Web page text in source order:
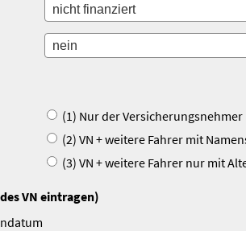
(1) Nur der Versicherungsnehmer
(2) VN + weitere Fahrer mit
(3) VN + weitere Fahrer nur mit
VN eintragen)